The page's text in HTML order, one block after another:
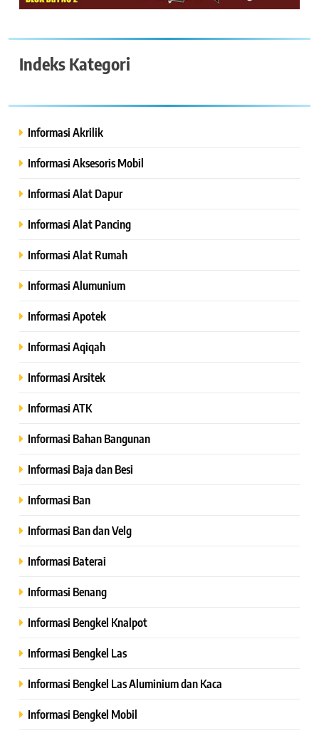
Indeks Kategori
Informasi Akrilik
Informasi Aksesoris Mobil
Informasi Alat Dapur
Informasi Alat Pancing
Informasi Alat Rumah
Informasi Alumunium
Informasi Apotek
Informasi Aqiqah
Informasi Arsitek
Informasi ATK
Informasi Bahan Bangunan
Informasi Baja dan Besi
Informasi Ban
Informasi Ban dan Velg
Informasi Baterai
Informasi Benang
Informasi Bengkel Knalpot
Informasi Bengkel Las
Informasi Bengkel Las Aluminium dan Kaca
Informasi Bengkel Mobil